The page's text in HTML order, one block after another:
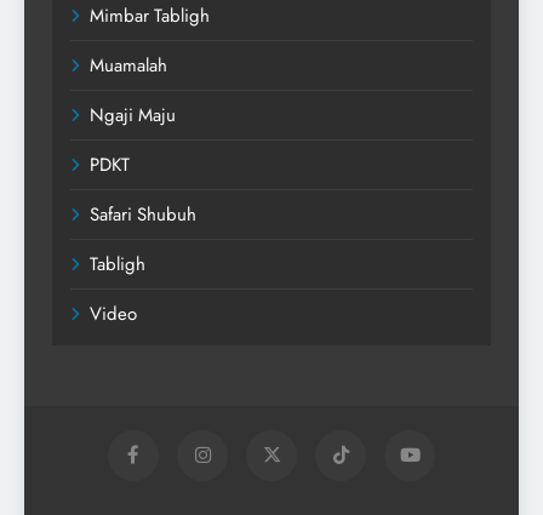
Mimbar Tabligh
Muamalah
Ngaji Maju
PDKT
Safari Shubuh
Tabligh
Video